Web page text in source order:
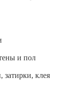
и пол
затирки, клея